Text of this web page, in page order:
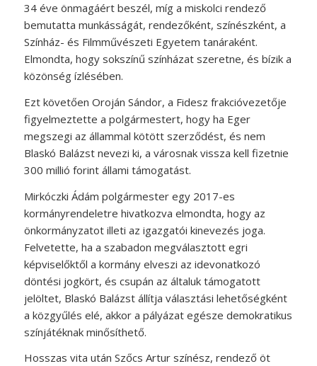
34 éve önmagáért beszél, míg a miskolci rendező
bemutatta munkásságát, rendezőként, színészként, a
Színház- és Filmművészeti Egyetem tanáraként.
Elmondta, hogy sokszínű színházat szeretne, és bízik a
közönség ízlésében.
Ezt követően Oroján Sándor, a Fidesz frakcióvezetője
figyelmeztette a polgármestert, hogy ha Eger
megszegi az állammal kötött szerződést, és nem
Blaskó Balázst nevezi ki, a városnak vissza kell fizetnie
300 millió forint állami támogatást.
Mirkóczki Ádám polgármester egy 2017-es
kormányrendeletre hivatkozva elmondta, hogy az
önkormányzatot illeti az igazgatói kinevezés joga.
Felvetette, ha a szabadon megválasztott egri
képviselőktől a kormány elveszi az idevonatkozó
döntési jogkört, és csupán az általuk támogatott
jelöltet, Blaskó Balázst állítja választási lehetőségként
a közgyűlés elé, akkor a pályázat egésze demokratikus
színjátéknak minősíthető.
Hosszas vita után Szőcs Artur színész, rendező öt